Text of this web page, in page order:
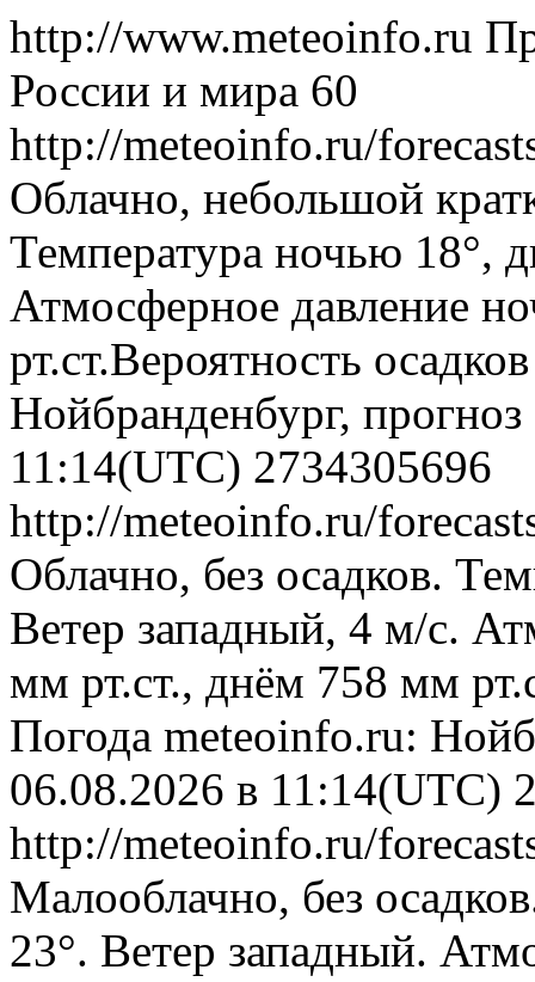
http://www.meteoinfo.ru
России и мира 60
http://meteoinfo.ru/
Облачно, небольшой
Температура ночью 18°,
Атмосферное давление
рт.ст.Вероятность
Нойбранденбург,
11:14(UTC) 2734305696
http://meteoinfo.ru/
Облачно, без осадков.
Ветер западный, 4 м/с.
мм рт.ст., днём 758 мм
Погода meteoinfo.ru:
06.08.2026 в 11:14(UTC)
http://meteoinfo.ru/
Малооблачно, без
23°. Ветер западный.